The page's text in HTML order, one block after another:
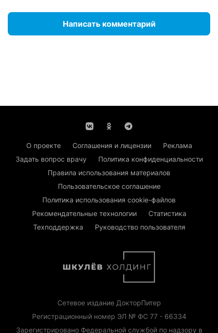
Написать комментарий
О проекте Соглашения и лицензии
Реклама
Задать вопрос врачу
Политика конфиденциальности
Правила использования материалов
Пользовательское соглашение
Политика использования cookie-файлов
Рекомендательные технологии
Статистика
Техподдержка
Руководство пользователя
Сетевое издание ДокторПитер
Регистрационный номер ЭЛ № ФС 77 - 66334
Зарегистрировано Федеральной службой по надзору в